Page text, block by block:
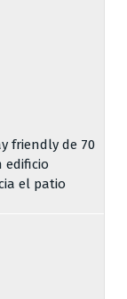
friendly de 70
edificio
el patio